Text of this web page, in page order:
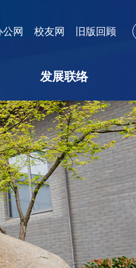
发展联络
校友联络
教育基金
捐赠途径
捐赠鸣谢
捐赠用途
公网 校友网 旧版回顾